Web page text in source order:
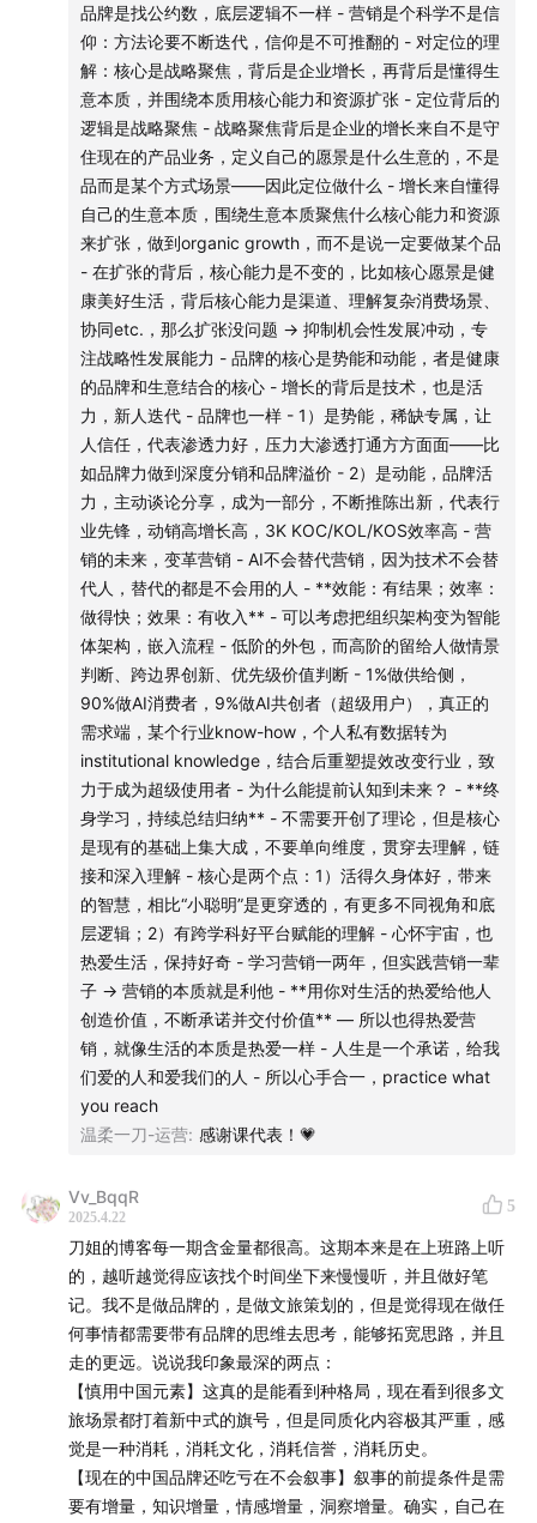
|本期团队|
内容制作：小水井、舒雅
剪辑：子涵
|片头片尾BGM|
片头：中国雅痞-CEM records/By.L
片尾：一身焰火去罗马-莫文蔚
类，但品类就是生产思维
- 对应生活思维比如生活场景etc.
- 做消费者为中心的mindset
- 一定会一直存在品牌，才能给到人信任和茫茫里面的选择
**一个好的品牌要真诚和真实，做好消费者的陪伴，用叙事
带来价值增量**
- 品牌要从仰视变成陪伴，真诚和真实才是必杀技
- **真实真诚才是长久之道**
- 真诚感和真实，不避讳不好的点和脆弱性
- 做到兴趣和陪伴，圈层，技能共创，意义和启发
- **核心是mindset，真正的身体力行而不是抄袭，从骨子里
相信**
- 从生产材料到工艺到营销方式到公司股权利益分配到商业
模式，都有信仰，不做假的不地道的事情
- 消费者越来越精明趋优购买，在有限消费下买最好
- 比如一方面性价比，一方面情绪，本质都是在极为发达的
渠道和社媒下，approach到最适合自己的价值
- 比如出海时，想清楚用中国元素前，对国外消费者沟通和
降低认知产生关系是促进还是抑制作用
- 比如官网像美国可能更加靠谱，去国外
- 喜茶出国不会考虑中国茶文化，而是直接说全球茶道
- **文化为根，理念和体验才是抓手：**讲述文化故事作为
叙事，通过理念和体验讲述文化的先进，比如意向和表达回
到当下的场景和体验、审美和生活方式
- 要会如何叙事：叙事的核心不是侧面宣传产品，而是思考
是否带来价值增量
- **你的故事是否带来价值增量？包括信息、知识、洞察、
情感增量**
- 比如：充电快屏幕好又怎么样？关注你的手机在我生活中
什么不一样，带入场景而不直接讲产品
- 营销人都是热爱生活的人，生活中的场景情景moment，然
后用narrative叙事
- **营销的底层也是通过narrative来丰富民众对大千世界的
感受**
- **很多非刚需的东西才恰恰带来满足快乐：**比如审美，
而不是AI识别形式，风气陨落，这些带来满足和快乐，一般
刚需都是机器做得比人好
- 品牌的体现是对生活方式的拆解，换句话说，生活方式帮
- 其他点
- **当下年轻人相信未来是不确定的，那么当下的体验陪伴
就是确定的**
- 传播成功一大核心就是**简单**
品牌是找公约数，底层逻辑不一样 - 营销是个科学不是信
仰：方法论要不断迭代，信仰是不可推翻的 - 对定位的理
解：核心是战略聚焦，背后是企业增长，再背后是懂得生
意本质，并围绕本质用核心能力和资源扩张 - 定位背后的
逻辑是战略聚焦 - 战略聚焦背后是企业的增长来自不是守
住现在的产品业务，定义自己的愿景是什么生意的，不是
品而是某个方式场景——因此定位做什么 - 增长来自懂得
自己的生意本质，围绕生意本质聚焦什么核心能力和资源
来扩张，做到organic growth，而不是说一定要做某个品
- 在扩张的背后，核心能力是不变的，比如核心愿景是健
康美好生活，背后核心能力是渠道、理解复杂消费场景、
协同etc.，那么扩张没问题 → 抑制机会性发展冲动，专
注战略性发展能力 - 品牌的核心是势能和动能，者是健康
的品牌和生意结合的核心 - 增长的背后是技术，也是活
力，新人迭代 - 品牌也一样 - 1）是势能，稀缺专属，让
人信任，代表渗透力好，压力大渗透打通方方面面——比
如品牌力做到深度分销和品牌溢价 - 2）是动能，品牌活
力，主动谈论分享，成为一部分，不断推陈出新，代表行
业先锋，动销高增长高，3K KOC/KOL/KOS效率高 - 营
销的未来，变革营销 - AI不会替代营销，因为技术不会替
代人，替代的都是不会用的人 - **效能：有结果；效率：
做得快；效果：有收入** - 可以考虑把组织架构变为智能
体架构，嵌入流程 - 低阶的外包，而高阶的留给人做情景
判断、跨边界创新、优先级价值判断 - 1%做供给侧，
90%做AI消费者，9%做AI共创者（超级用户），真正的
需求端，某个行业know-how，个人私有数据转为
institutional knowledge，结合后重塑提效改变行业，致
力于成为超级使用者 - 为什么能提前认知到未来？ - **终
身学习，持续总结归纳** - 不需要开创了理论，但是核心
是现有的基础上集大成，不要单向维度，贯穿去理解，链
接和深入理解 - 核心是两个点：1）活得久身体好，带来
的智慧，相比“小聪明”是更穿透的，有更多不同视角和底
层逻辑；2）有跨学科好平台赋能的理解 - 心怀宇宙，也
热爱生活，保持好奇 - 学习营销一两年，但实践营销一辈
子 → 营销的本质就是利他 - **用你对生活的热爱给他人
创造价值，不断承诺并交付价值** — 所以也得热爱营
销，就像生活的本质是热爱一样 - 人生是一个承诺，给我
们爱的人和爱我们的人 - 所以心手合一，practice what
you reach
温柔一刀-运营: 感谢课代表！💗
Vv_BqqR
2025.4.22
5
刀姐的博客每一期含金量都很高。这期本来是在上班路上听
的，越听越觉得应该找个时间坐下来慢慢听，并且做好笔
记。我不是做品牌的，是做文旅策划的，但是觉得现在做任
何事情都需要带有品牌的思维去思考，能够拓宽思路，并且
走的更远。说说我印象最深的两点：
【慎用中国元素】这真的是能看到种格局，现在看到很多文
旅场景都打着新中式的旗号，但是同质化内容极其严重，感
觉是一种消耗，消耗文化，消耗信誉，消耗历史。
【现在的中国品牌还吃亏在不会叙事】叙事的前提条件是需
要有增量，知识增量，情感增量，洞察增量。确实，自己在